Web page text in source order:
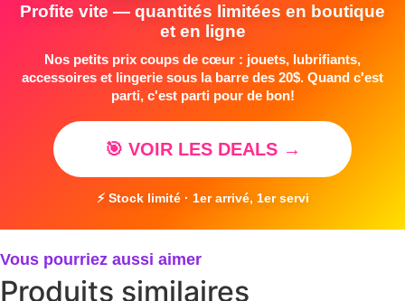
Profite vite — quantités limitées en boutique
et en ligne
Nos petits prix coups de cœur : jouets, lubrifiants,
accessoires et lingerie sous la barre des 20$. Quand c'est
parti, c'est parti pour de bon!
🎯 VOIR LES DEALS →
⚡ Stock limité · 1er arrivé, 1er servi
Vous pourriez aussi aimer
Produits similaires